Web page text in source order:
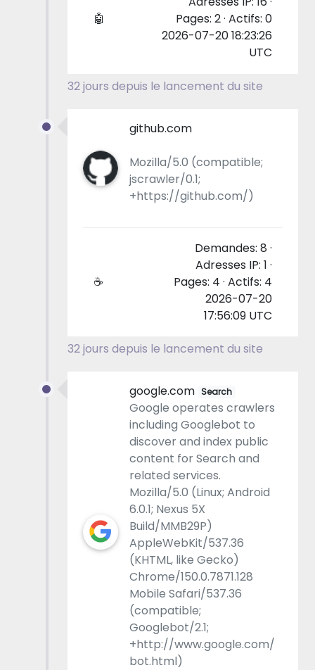
🤖
Pages: 2 · Actifs: 0
2026-07-20 18:23:26
UTC
32 jours depuis le lancement du site
github.com
Mozilla/5.0 (compatible;
jscrawler/0.1;
+https://github.com/)
☕
Demandes: 8 ·
Adresses IP: 1 ·
Pages: 4 · Actifs: 4
2026-07-20
17:56:09 UTC
32 jours depuis le lancement du site
google.com Search
Google operates crawlers
including Googlebot to
discover and index public
content for Search and
related services.
Mozilla/5.0 (Linux; Android
6.0.1; Nexus 5X
Build/MMB29P)
AppleWebKit/537.36
(KHTML, like Gecko)
Chrome/150.0.7871.128
Mobile Safari/537.36
(compatible;
Googlebot/2.1;
+http://www.google.com/
bot.html)